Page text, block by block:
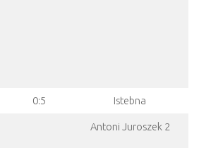
0:5 Istebna
Antoni Juroszek 2